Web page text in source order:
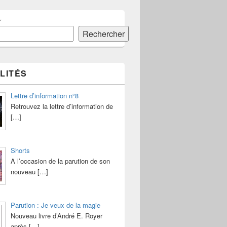
Rechercher
Lettre d’information n°8
Retrouvez la lettre d’information de
[…]
Shorts
A l’occasion de la parution de son
nouveau […]
Parution : Je veux de la magie
Nouveau livre d’André E. Royer